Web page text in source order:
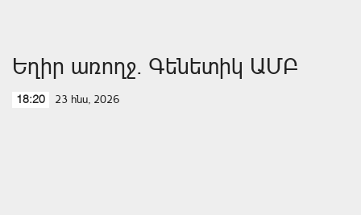
Եղիր առողջ. Գենետիկ ԱՄԲ
18:20 23 հնս, 2026